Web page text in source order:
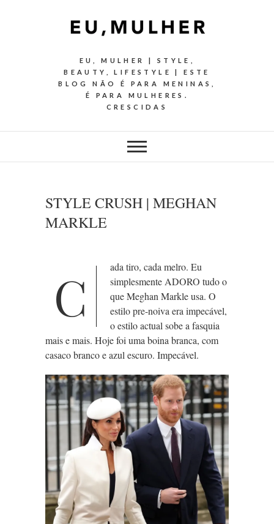
EU, MULHER | STYLE,
BEAUTY, LIFESTYLE | ESTE
BLOG NÃO É PARA MENINAS,
É PARA MULHERES.
CRESCIDAS
STYLE CRUSH | MEGHAN
MARKLE
C
ada tiro, cada melro. Eu
simplesmente ADORO tudo o
que Meghan Markle usa. O
estilo pre-noiva era impecável,
o estilo actual sobe a fasquia
mais e mais. Hoje foi uma boina branca, com
casaco branco e azul escuro. Impecável.